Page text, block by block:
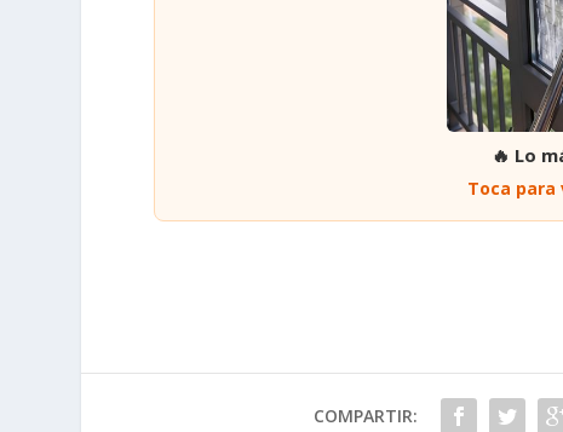
🔥 Lo
Toca
COMPARTIR: